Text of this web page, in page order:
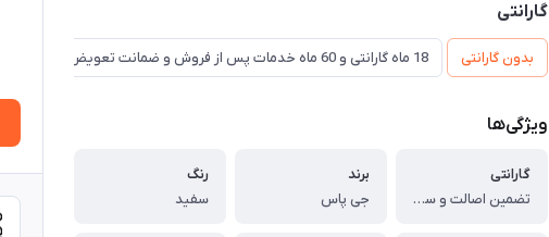
گارانتی
بدون گارانتی 18 ماه گارانتی و 60 ماه خدمات پس از فروش و ضمانت تعویض
ویژگی‌ها
گارانتی
تضمین اصالت و سلامت کالا (اورجینال)
برند
جی پاس
رنگ
سفید